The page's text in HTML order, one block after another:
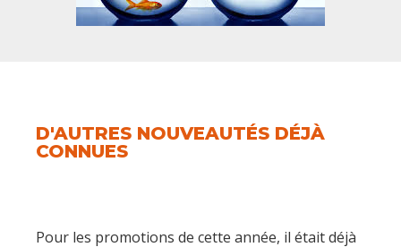
D'AUTRES NOUVEAUTÉS DÉJÀ
CONNUES
Pour les promotions de cette année, il était déjà